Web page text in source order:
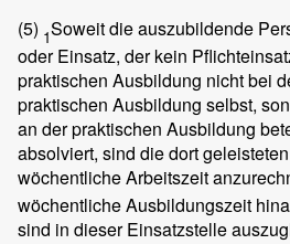
(5) 1Soweit die auszubildende
oder Einsatz, der kein
praktischen Ausbildung nicht bei
praktischen Ausbildung selbst,
an der praktischen Ausbildung
absolviert, sind die dort
wöchentliche Arbeitszeit
wöchentliche Ausbildungszeit
sind in dieser Einsatzstelle